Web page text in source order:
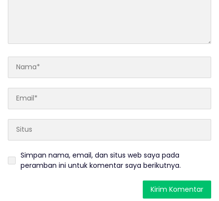
Simpan nama, email, dan situs web saya pada
peramban ini untuk komentar saya berikutnya.